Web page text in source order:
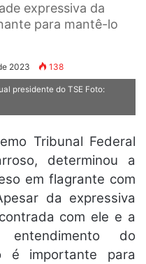
expressiva da
para mantê-lo
2023 138
presidente do TSE Foto:
Tribunal Federal
determinou a
em flagrante com
da expressiva
com ele e a
do
é importante para